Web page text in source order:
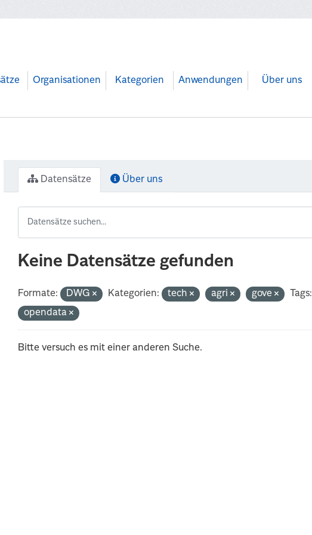
Organisationen Kategorien Anwendungen Über uns
Datensätze Über uns
Keine Datensätze gefunden
Formate: DWG Kategorien: tech agri gove
Tags:
opendata
Bitte versuch es mit einer anderen Suche.